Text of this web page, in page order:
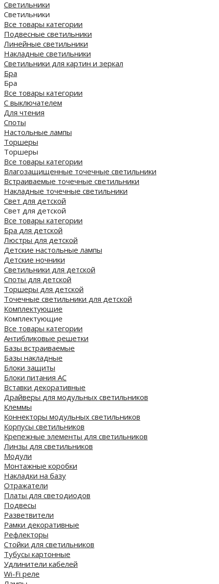
Светильники
Светильники
Все товары категории
Подвесные светильники
Линейные светильники
Накладные светильники
Светильники для картин и зеркал
Бра
Бра
Все товары категории
С выключателем
Для чтения
Споты
Настольные лампы
Торшеры
Торшеры
Все товары категории
Влагозащищенные точечные светильники
Встраиваемые точечные светильники
Накладные точечные светильники
Свет для детской
Свет для детской
Все товары категории
Бра для детской
Люстры для детской
Детские настольные лампы
Детские ночники
Светильники для детской
Споты для детской
Торшеры для детской
Точечные светильники для детской
Комплектующие
Комплектующие
Все товары категории
Антибликовые решетки
Базы встраиваемые
Базы накладные
Блоки защиты
Блоки питания AC
Вставки декоративные
Драйверы для модульных светильников
Клеммы
Коннекторы модульных светильников
Корпусы светильников
Крепежные элементы для светильников
Линзы для светильников
Модули
Монтажные коробки
Накладки на базу
Отражатели
Платы для светодиодов
Подвесы
Разветвители
Рамки декоративные
Рефлекторы
Стойки для светильников
Тубусы картонные
Удлинители кабелей
Wi-Fi реле